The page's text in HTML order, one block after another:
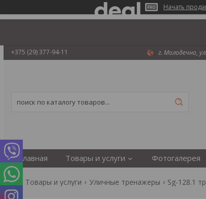
Начать
+375 (29) 377-94-11 г. Молодечно,
Главная Товары и услуги Фотогалерея
Товары и услуги Уличные тренажеры Sg-128.1